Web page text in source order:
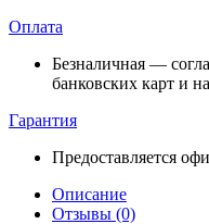
Оплата
Безналичная —
банковских карт и
Гарантия
Предоставляется
Описание
Отзывы (0)